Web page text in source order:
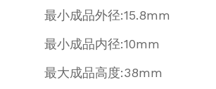
最小成品外径:15.8mm
最小成品内径:10mm
最大成品高度:38mm